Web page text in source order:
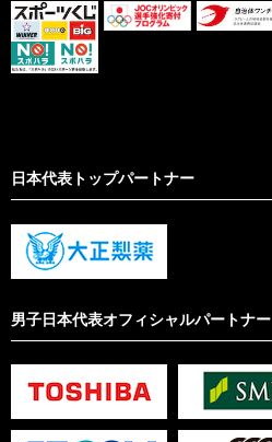
日本代表トップパートナー
男子日本代表オフィシャルパートナー